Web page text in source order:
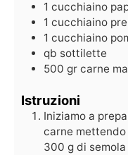
1 cucchiaino
1 cucchiaino
1 cucchiaino
qb sottilette
500 gr carne
Istruzioni
Iniziamo a
carne
300 g di